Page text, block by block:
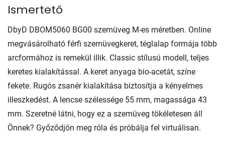
Ismertető
DbyD DBOM5060 BG00 szemüveg M-es méretben. Online
megvásárolható férfi szemüvegkeret, téglalap formája több
arcformához is remekül illik. Classic stílusú modell, teljes
keretes kialakítással. A keret anyaga bio-acetát, színe
fekete. Rugós zsanér kialakítása biztosítja a kényelmes
illeszkedést. A lencse szélessége 55 mm, magassága 43
mm. Szeretné látni, hogy ez a szemüveg tökéletesen áll
Önnek? Győződjön meg róla és próbálja fel virtuálisan.